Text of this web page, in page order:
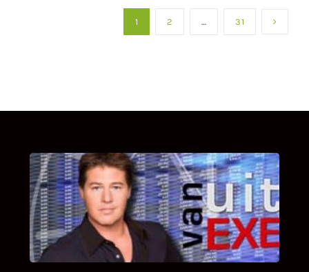
1 2 … 31
UITSTEL VAN EXECUTIE
Bekijk hier de fragmenten van de deelname
van Bricks and Stones aan dit programma.